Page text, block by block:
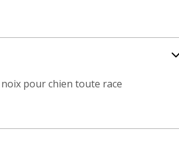
pour chien toute race